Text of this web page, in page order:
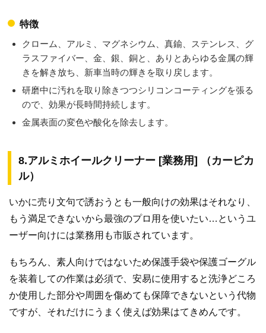
特徴
クローム、アルミ、マグネシウム、真鍮、ステンレス、グ
ラスファイバー、金、銀、銅と、ありとあらゆる金属の輝
きを解き放ち、新車当時の輝きを取り戻します。
研磨中に汚れを取り除きつつシリコンコーティングを張る
ので、効果が長時間持続します。
金属表面の変色や酸化を除去します。
8.アルミホイールクリーナー [業務用] （カーピカ
ル）
いかに売り文句で誘おうとも一般向けの効果はそれなり、
もう満足できないから最強のプロ用を使いたい…というユ
ーザー向けには業務用も市販されています。
もちろん、素人向けではないため保護手袋や保護ゴーグル
を装着しての作業は必須で、安易に使用すると洗浄どころ
か使用した部分や周囲を傷めても保障できないという代物
ですが、それだけにうまく使えば効果はてきめんです。